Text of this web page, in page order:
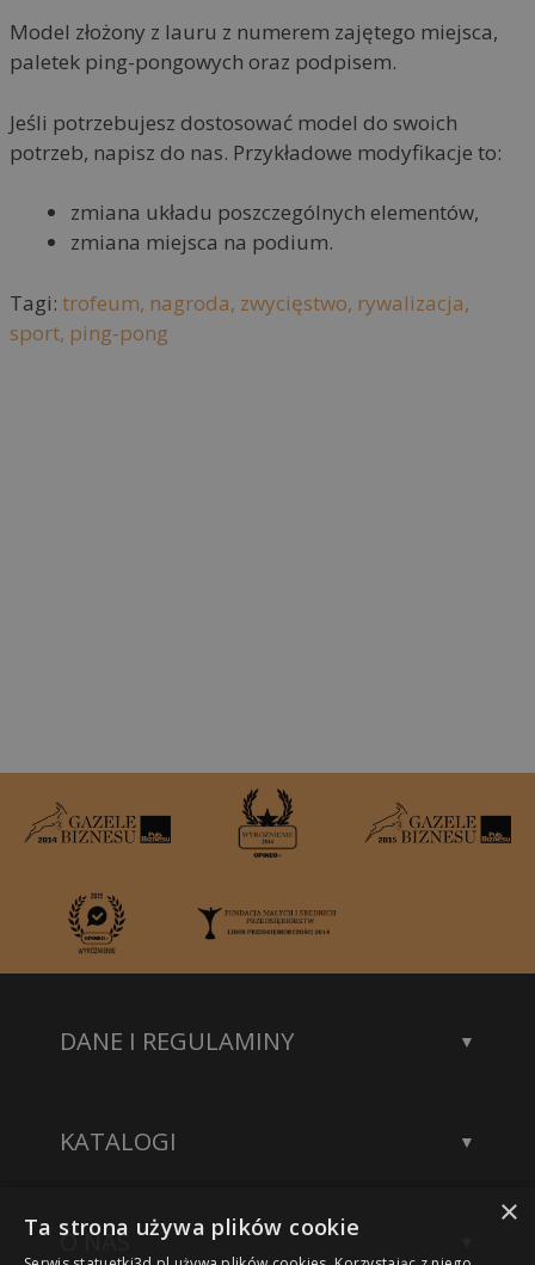
a
t
v
e
Model złożony z lauru z numerem zajętego miejsca,
paletek ping-pongowych oraz podpisem.
Jeśli potrzebujesz dostosować model do swoich
potrzeb, napisz do nas. Przykładowe modyfikacje to:
zmiana układu poszczególnych elementów,
zmiana miejsca na podium.
Tagi: trofeum, nagroda, zwycięstwo, rywalizacja,
sport, ping-pong
DANE I REGULAMINY
Polityka prywatności
KATALOGI
Katalog akcesoriów
Katalog modeli 3D
O NAS
×
Ta strona używa plików cookie